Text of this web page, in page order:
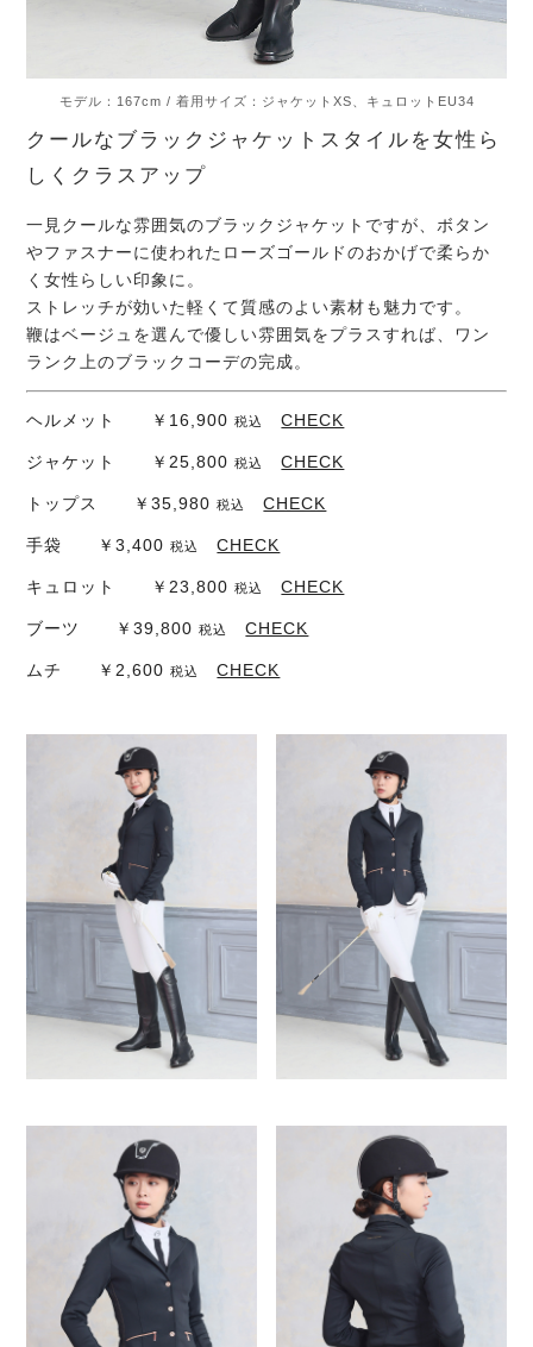
モデル：167cm / 着用サイズ：ジャケットXS、キュロットEU34
クールなブラックジャケットスタイルを女性ら
しくクラスアップ
一見クールな雰囲気のブラックジャケットですが、ボタン
やファスナーに使われたローズゴールドのおかげで柔らか
く女性らしい印象に。
ストレッチが効いた軽くて質感のよい素材も魅力です。
鞭はベージュを選んで優しい雰囲気をプラスすれば、ワン
ランク上のブラックコーデの完成。
ヘルメット ￥16,900税込 CHECK
ジャケット ￥25,800税込 CHECK
トップス ￥35,980税込 CHECK
手袋 ￥3,400税込 CHECK
キュロット ￥23,800税込 CHECK
ブーツ ￥39,800税込 CHECK
ムチ ￥2,600税込 CHECK